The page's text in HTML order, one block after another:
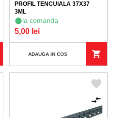
PROFIL TENCUIALA 37X37
3ML
la comanda
5,00 lei
ADAUGA IN COS